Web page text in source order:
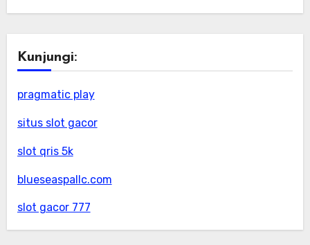
Kunjungi:
pragmatic play
situs slot gacor
slot qris 5k
blueseaspallc.com
slot gacor 777